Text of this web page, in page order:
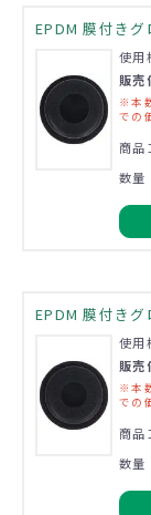
EPDM 膜付き
使用
販
※本
での
商品
数量
EPDM 膜付き
使用
販
※本
での
商品
数量